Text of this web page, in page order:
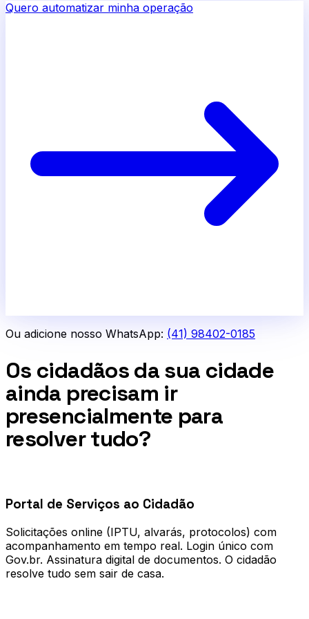
Quero automatizar minha operação
Ou adicione nosso WhatsApp: (41) 98402-0185
Os cidadãos da sua cidade
ainda precisam ir
presencialmente para
resolver tudo?
Portal de Serviços ao Cidadão
Solicitações online (IPTU, alvarás, protocolos) com
acompanhamento em tempo real. Login único com
Gov.br. Assinatura digital de documentos. O cidadão
resolve tudo sem sair de casa.